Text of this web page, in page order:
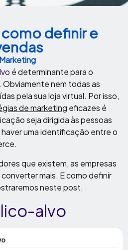
definir e
é determinante para o
nem todas as
pela sua loja virtual. Por isso,
de marketing eficazes é
seja dirigida às pessoas
uma identificação entre o
que existem, as empresas
mais. E como definir
neste post.
alvo